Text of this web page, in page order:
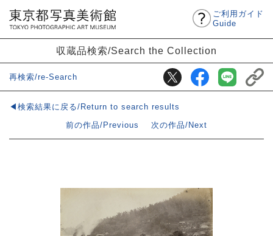
ご利用ガイド
Guide
収蔵品検索/Search the Collection
再検索/re-Search
◀検索結果に戻る/Return to search results
前の作品/Previous
次の作品/Next